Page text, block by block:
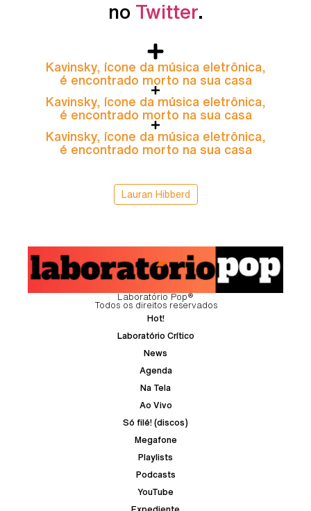
no Twitter.
Kavinsky, ícone da música eletrônica,
é encontrado morto na sua casa
Kavinsky, ícone da música eletrônica,
é encontrado morto na sua casa
Kavinsky, ícone da música eletrônica,
é encontrado morto na sua casa
Lauran Hibberd
Laboratório Pop®
Todos os direitos reservados
Hot!
Laboratório Crítico
News
Agenda
Na Tela
Ao Vivo
Só filé! (discos)
Megafone
Playlists
Podcasts
YouTube